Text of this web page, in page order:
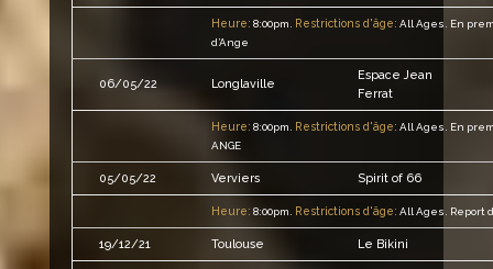
Heure: 8:00pm. Restrictions d'âge: All Ages.
En
d’Ange
06/05/22 Longlaville
Espace Jean
Ferrat
Heure: 8:00pm. Restrictions d'âge: All Ages.
En
ANGE
05/05/22 Verviers Spirit of 66
Heure: 8:00pm. Restrictions d'âge: All Ages. Report
19/12/21 Toulouse Le Bikini